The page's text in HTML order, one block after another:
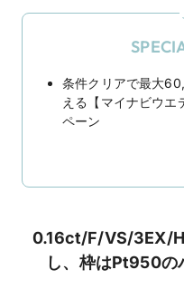
条件クリアで最大
える【マイナビウエ
ペーン
0.16ct/F/VS/3EX/
し、枠はPt950の